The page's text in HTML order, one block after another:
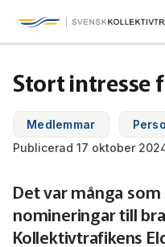
Hoppa
Tillsammans blir vi smartare
Medlemmar
Affärs­nätverket
Tjänster och verktyg
Fakta & statistik
Biljettpriser
Öka din kompetens
Förarcertifieringar
Aktuellt & debatt
Så här tycker vi
Stort intresse
Medlemmar
Publicerad 17 oktober
Det var många som
nomineringar till
Kollektivtrafikens